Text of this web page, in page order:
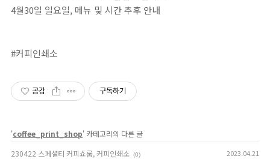
4월30일 일요일, 메뉴 및 시간 추후 안내⁣
#커피인쇄소
공감 구독하기
'coffee_print_shop' 카테고리의 다른 글
230422 스페셜티 커피쇼룸, 커피인쇄소 (0) 2023.04.21